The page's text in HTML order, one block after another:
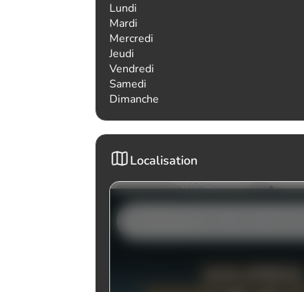
Lundi
Mardi
Mercredi
Jeudi
Vendredi
Samedi
Dimanche
Localisation